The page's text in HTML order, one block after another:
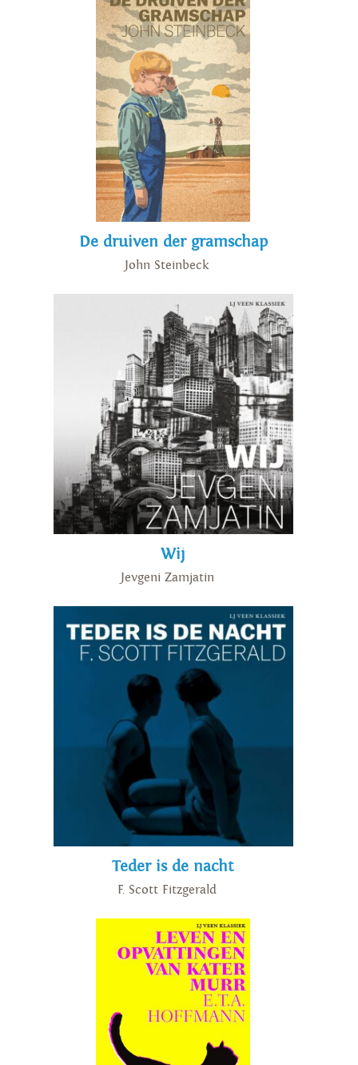
De druiven der gramschap
John Steinbeck
Wij
Jevgeni Zamjatin
Teder is de nacht
F. Scott Fitzgerald